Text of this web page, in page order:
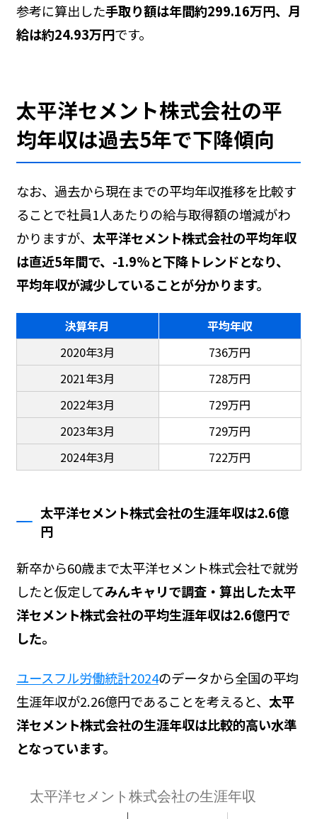
参考に算出した手取り額は年間約299.16万円、月
給は約24.93万円です。
太平洋セメント株式会社の平
均年収は過去5年で下降傾向
なお、過去から現在までの平均年収推移を比較す
ることで社員1人あたりの給与取得額の増減がわ
かりますが、 太平洋セメント株式会社の平均年収
は直近5年間で、-1.9%と下降トレンドとなり、
平均年収が減少していることが分かります。
決算年月
平均年収
2020年3月
736万円
2021年3月
728万円
2022年3月
729万円
2023年3月
729万円
2024年3月
722万円
太平洋セメント株式会社の生涯年収は2.6億
円
新卒から60歳まで太平洋セメント株式会社で就労
したと仮定してみんキャリで調査・算出した太平
洋セメント株式会社の平均生涯年収は2.6億円で
した。
ユースフル労働統計2024のデータから全国の平均
生涯年収が2.26億円であることを考えると、 太平
洋セメント株式会社の生涯年収は比較的高い水準
となっています。